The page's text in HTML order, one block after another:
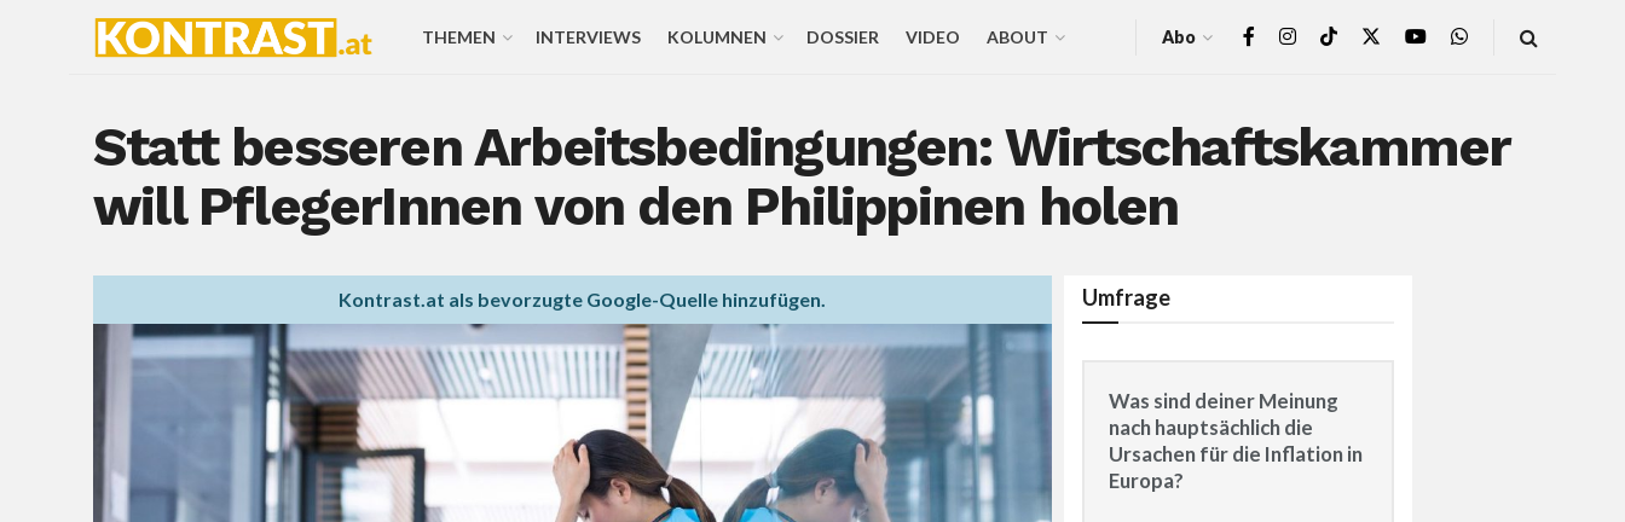
THEMEN INTERVIEWS KOLUMNEN DOSSIER VIDEO ABOUT Abo
Statt besseren Arbeitsbedingungen: Wirtschaftskammer
will PflegerInnen von den Philippinen holen
Kontrast.at als bevorzugte Google-Quelle hinzufügen. Umfrage
Was sind deiner Meinung
nach hauptsächlich die
Ursachen für die Inflation in
Europa?